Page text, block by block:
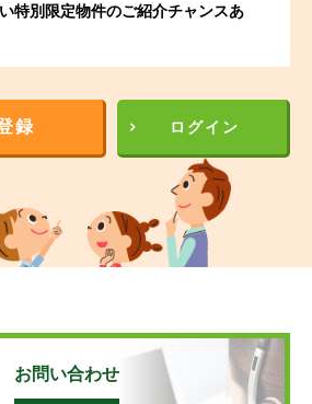
特別限定物件のご紹介チャンスあ
録 ログイン
お問い合わせ